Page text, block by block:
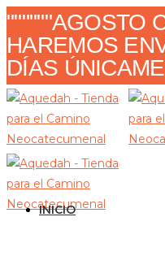
Ir
al
contenido
""""""AGOSTO
HAREMOS
DÍAS
INICIO